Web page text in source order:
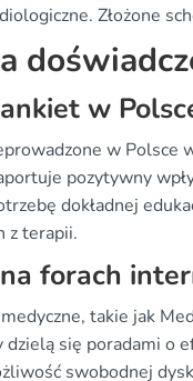
Złożone
w
w Polsce
pozytywny
dokładnej
z terapii.
forach
takie jak
się poradami o
swobodnej